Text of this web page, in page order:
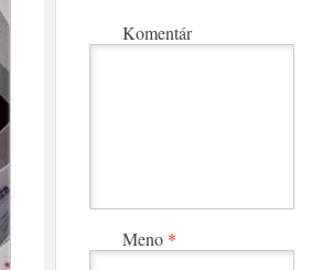
Komentár
Meno *